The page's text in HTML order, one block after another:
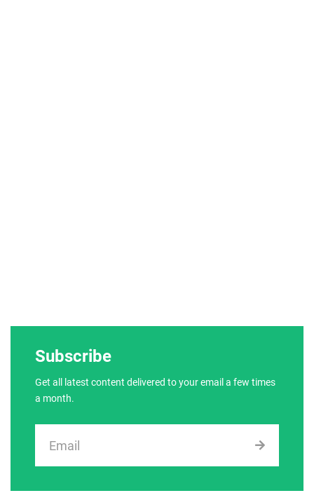
Subscribe
Get all latest content delivered to your email a few times
a month.